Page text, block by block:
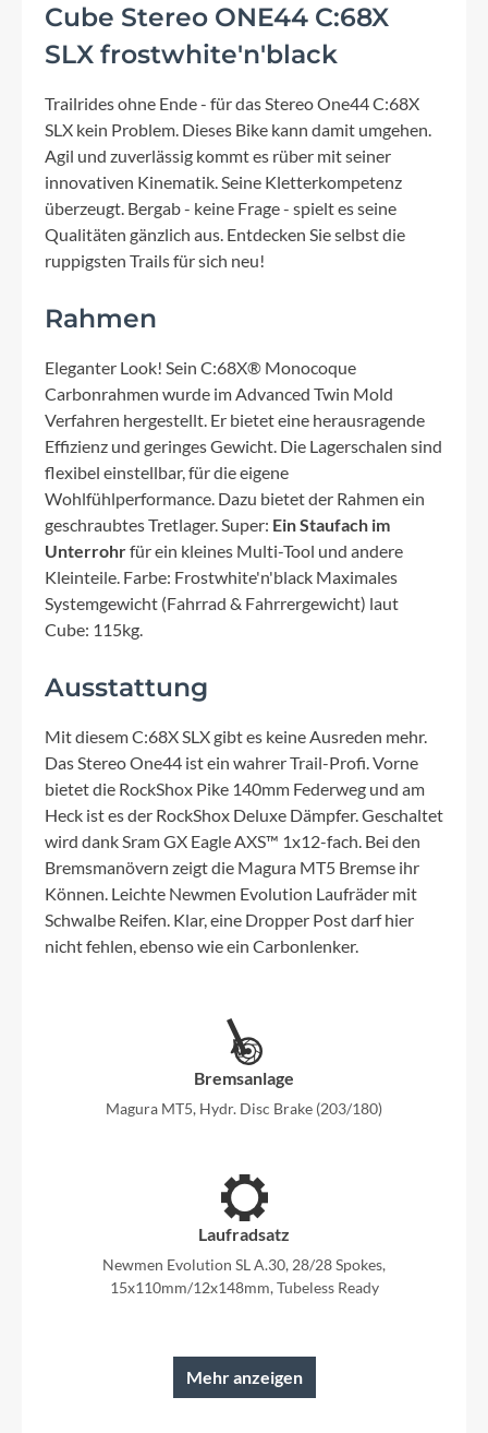
Cube Stereo ONE44 C:68X
SLX frostwhite'n'black
Trailrides ohne Ende - für das Stereo One44 C:68X
SLX kein Problem. Dieses Bike kann damit umgehen.
Agil und zuverlässig kommt es rüber mit seiner
innovativen Kinematik. Seine Kletterkompetenz
überzeugt. Bergab - keine Frage - spielt es seine
Qualitäten gänzlich aus. Entdecken Sie selbst die
ruppigsten Trails für sich neu!
Rahmen
Eleganter Look! Sein C:68X® Monocoque
Carbonrahmen wurde im Advanced Twin Mold
Verfahren hergestellt. Er bietet eine herausragende
Effizienz und geringes Gewicht. Die Lagerschalen sind
flexibel einstellbar, für die eigene
Wohlfühlperformance. Dazu bietet der Rahmen ein
geschraubtes Tretlager. Super: Ein Staufach im
Unterrohrfür ein kleines Multi-Tool und andere
Kleinteile. Farbe: Frostwhite'n'black Maximales
Systemgewicht (Fahrrad & Fahrrergewicht) laut
Cube: 115kg.
Ausstattung
Mit diesem C:68X SLX gibt es keine Ausreden mehr.
Das Stereo One44 ist ein wahrer Trail-Profi. Vorne
bietet die RockShox Pike 140mm Federweg und am
Heck ist es der RockShox Deluxe Dämpfer. Geschaltet
wird dank Sram GX Eagle AXS™ 1x12-fach. Bei den
Bremsmanövern zeigt die Magura MT5 Bremse ihr
Können. Leichte Newmen Evolution Laufräder mit
Schwalbe Reifen. Klar, eine Dropper Post darf hier
nicht fehlen, ebenso wie ein Carbonlenker.
Bremsanlage
Magura MT5, Hydr. Disc Brake (203/180)
Laufradsatz
Newmen Evolution SL A.30, 28/28 Spokes,
15x110mm/12x148mm, Tubeless Ready
Mehr anzeigen